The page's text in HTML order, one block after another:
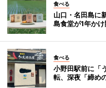
食べる
山口・名田島に
島食堂が1年か
食べる
小野田駅前に「
転、深夜「締め